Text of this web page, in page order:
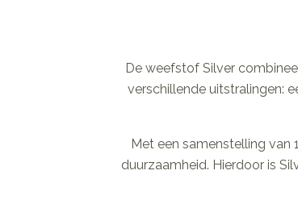
De weefstof Silver
verschillende uitstralingen:
Met een samenstelling van
duurzaamheid. Hierdoor is